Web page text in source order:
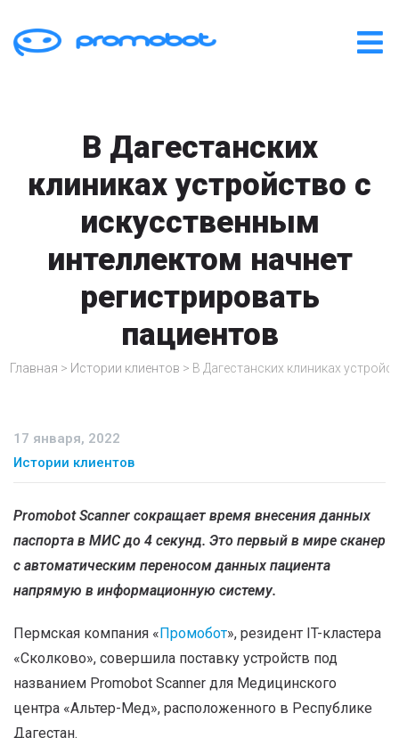
В Дагестанских
клиниках устройство с
искусственным
интеллектом начнет
регистрировать
пациентов
Главная > Истории клиентов > В Дагестанских клиниках
17 января, 2022
Истории клиентов
Promobot Scanner сокращает время внесения данных
паспорта в МИС до 4 секунд. Это первый в мире сканер
с автоматическим переносом данных пациента
напрямую в информационную систему.
Пермская компания «Промобот», резидент IT-кластера
«Сколково», совершила поставку устройств под
названием Promobot Scanner для Медицинского
центра «Альтер-Мед», расположенного в Республике
Дагестан.